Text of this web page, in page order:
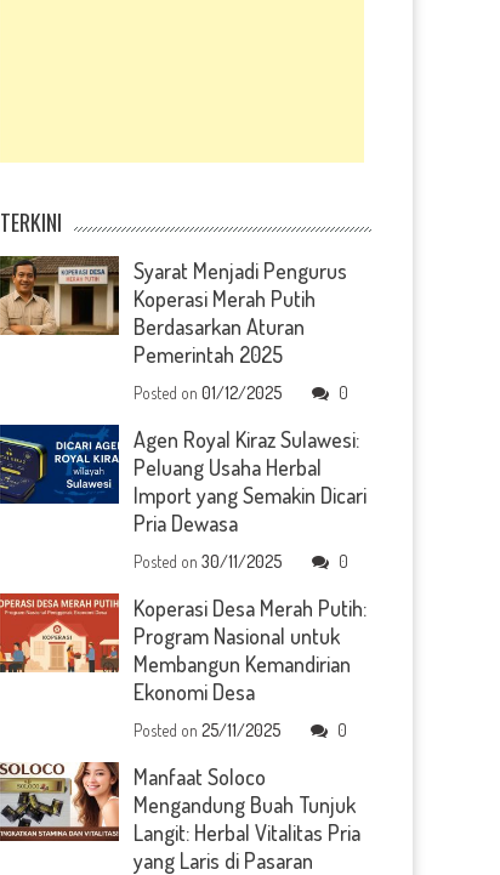
TERKINI
Syarat Menjadi Pengurus
Koperasi Merah Putih
Berdasarkan Aturan
Pemerintah 2025
Posted on01/12/2025 0
Agen Royal Kiraz Sulawesi:
Peluang Usaha Herbal
Import yang Semakin Dicari
Pria Dewasa
Posted on30/11/2025 0
Koperasi Desa Merah Putih:
Program Nasional untuk
Membangun Kemandirian
Ekonomi Desa
Posted on25/11/2025 0
Manfaat Soloco
Mengandung Buah Tunjuk
Langit: Herbal Vitalitas Pria
yang Laris di Pasaran